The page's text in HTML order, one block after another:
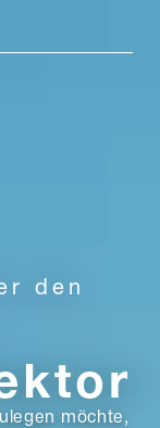
den
möchte,